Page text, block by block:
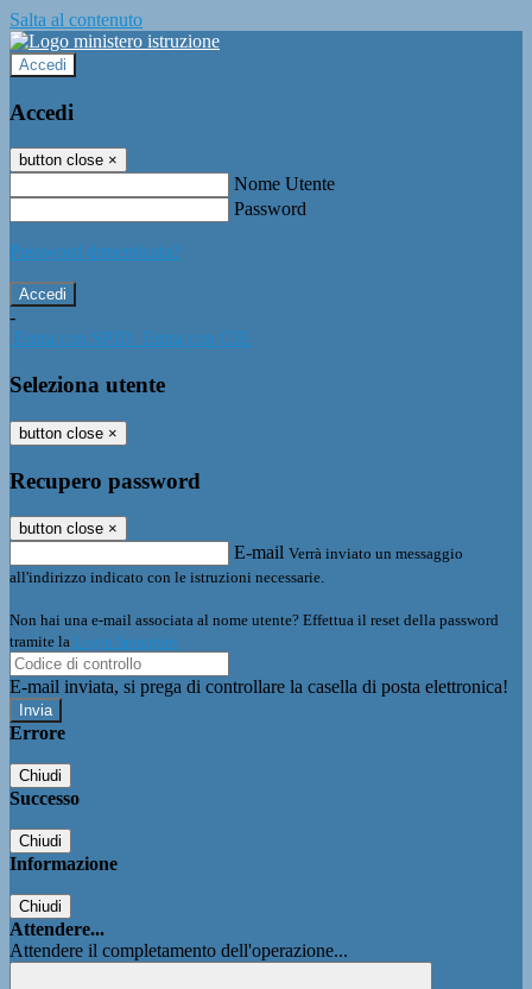
Salta al contenuto
Accedi
Accedi
button close ×
Nome Utente
Password
Password dimenticata?
-
Entra con SPID Entra con CIE
Seleziona utente
button close ×
Recupero password
button close ×
E-mail Verrà inviato un messaggio
all'indirizzo indicato con le istruzioni necessarie.
Non hai una e-mail associata al nome utente? Effettua il reset della password
tramite la Login Spaggiari
E-mail inviata, si prega di controllare la casella di posta elettronica!
Errore
Chiudi
Successo
Chiudi
Informazione
Chiudi
Attendere...
Attendere il completamento dell'operazione...